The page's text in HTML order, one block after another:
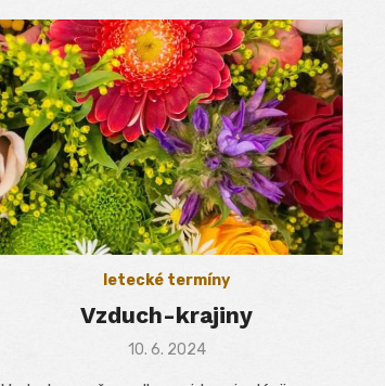
letecké termíny
Vzduch-krajiny
Posted
10. 6. 2024